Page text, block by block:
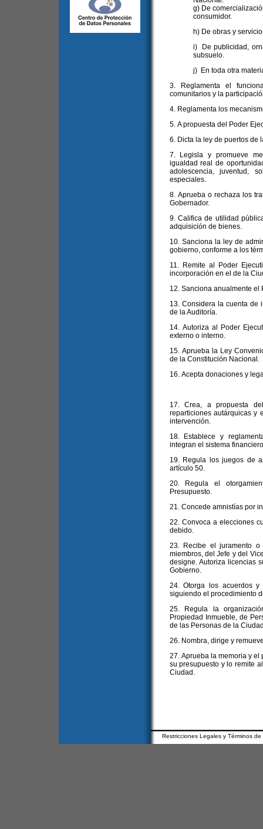
g) De
consumidor.
h) De obras y
i) De publicidad,
subsuelo.
j) En toda otra
3. Reglamenta el
comunitarios y la
4. Reglamenta los
5. A propuesta del Poder
6. Dicta la ley de puertos de
7. Legisla y promueve
igualdad real de
adolescencia, juventud,
especiales.
8. Aprueba o rechaza los
Gobernador.
9. Califica de utilidad
adquisición de bienes.
10. Sanciona la ley de
gobierno, conforme a los
11. Remite al Poder
incorporación en el de la
12. Sanciona anualmente el
13. Considera la cuenta de
de la Auditoría.
14. Autoriza al Poder
externo o interno.
15. Aprueba la Ley
de la Constitución Nacional.
16. Acepta donaciones y
17. Crea, a propuesta
reparticiones autárquicas y
intervención.
18. Establece y
integran el sistema
19. Regula los juegos de
artículo 50.
20. Regula el
Presupuesto.
21. Concede amnistías por
22. Convoca a elecciones
debido.
23. Recibe el juramento
miembros, del Jefe y del
designe. Autoriza licencias
Gobierno.
24. Otorga los acuerdos y
siguiendo el procedimiento
25. Regula la
Propiedad Inmueble, de
de las Personas de la
26. Nombra, dirige y
27. Aprueba la memoria y
su presupuesto y lo remite
Ciudad.
Restricciones Legales y Términos de